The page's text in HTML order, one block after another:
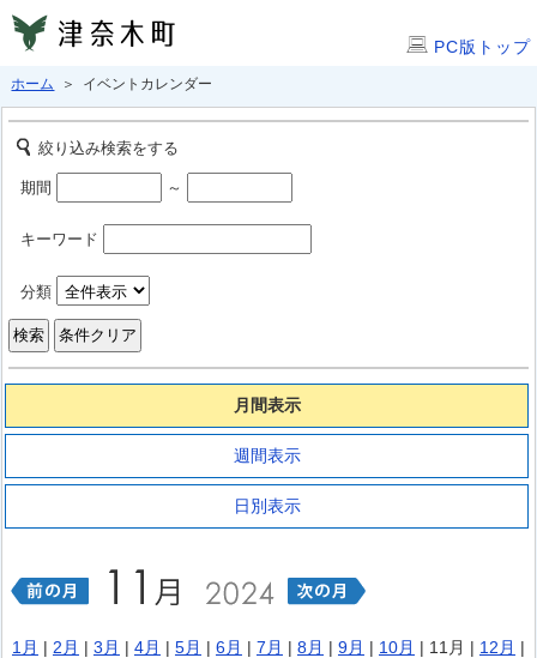
PC版トップ
ホーム ＞ イベントカレンダー
絞り込み検索をする
期間 ～
キーワード
分類
月間表示
週間表示
日別表示
1月 | 2月 | 3月 | 4月 | 5月 | 6月 | 7月 | 8月 | 9月 | 10月 | 11月 | 12月 |